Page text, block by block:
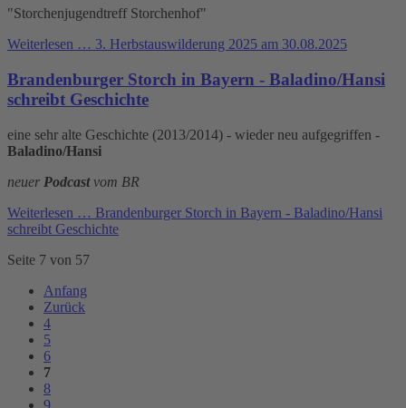
"Storchenjugendtreff Storchenhof"
Weiterlesen … 3. Herbstauswilderung 2025 am 30.08.2025
Brandenburger Storch in Bayern - Baladino/Hansi
schreibt Geschichte
eine sehr alte Geschichte (2013/2014) - wieder neu aufgegriffen -
Baladino/Hansi
neuer Podcastvom BR
Weiterlesen … Brandenburger Storch in Bayern - Baladino/Hansi
schreibt Geschichte
Seite 7 von 57
Anfang
Zurück
4
5
6
7
8
9